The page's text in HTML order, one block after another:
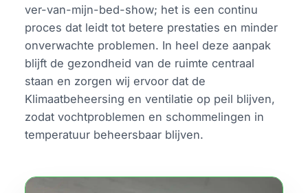
ver-van-mijn-bed-show; het is een continu
proces dat leidt tot betere prestaties en minder
onverwachte problemen. In heel deze aanpak
blijft de gezondheid van de ruimte centraal
staan en zorgen wij ervoor dat de
Klimaatbeheersing en ventilatie op peil blijven,
zodat vochtproblemen en schommelingen in
temperatuur beheersbaar blijven.